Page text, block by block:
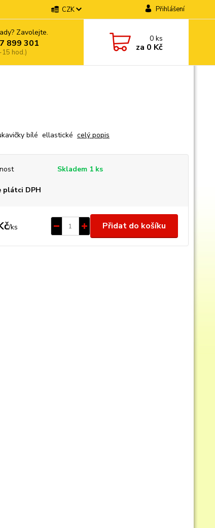
CZK Přihlášení
Zavolejte.
899 301
hod.)
0ks
za 0 Kč
bílé ellastické celý popis
Skladem 1 ks
plátci DPH
/ks Přidat do košíku